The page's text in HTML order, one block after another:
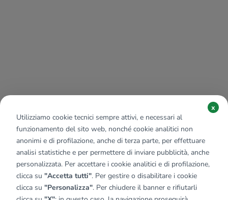
Utilizziamo cookie tecnici sempre attivi, e necessari al
funzionamento del sito web, nonché cookie analitici non
anonimi e di profilazione, anche di terza parte, per effettuare
analisi statistiche e per permettere di inviare pubblicità, anche
personalizzata. Per accettare i cookie analitici e di profilazione,
clicca su "Accetta tutti". Per gestire o disabilitare i cookie
clicca su "Personalizza". Per chiudere il banner e rifiutarli
x